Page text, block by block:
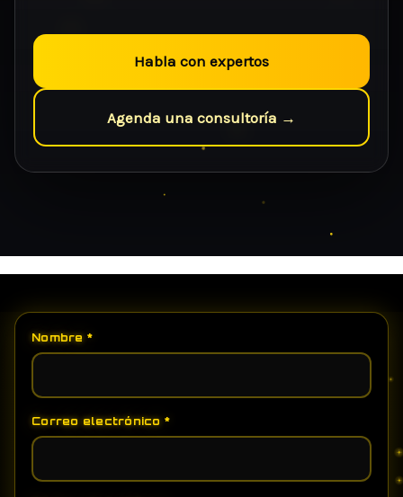
Habla con expertos
Agenda una consultoría →
Nombre *
Correo electrónico *